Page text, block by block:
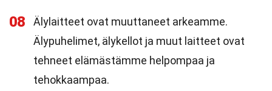
08
Älylaitteet ovat muuttaneet arkeamme.
Älypuhelimet, älykellot ja muut laitteet ovat
tehneet elämästämme helpompaa ja
tehokkaampaa.